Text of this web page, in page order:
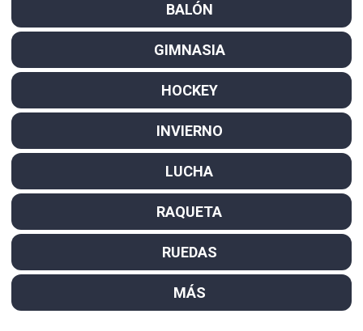
BALÓN
GIMNASIA
HOCKEY
INVIERNO
LUCHA
RAQUETA
RUEDAS
MÁS